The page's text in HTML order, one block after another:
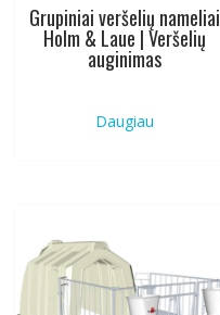
Grupiniai veršelių nameliai
Holm & Laue | Veršelių
auginimas
Daugiau